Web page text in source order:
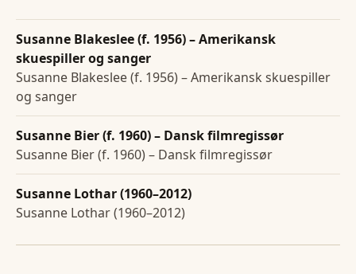
Susanne Blakeslee (f. 1956) – Amerikansk
skuespiller og sanger
Susanne Blakeslee (f. 1956) – Amerikansk skuespiller
og sanger
Susanne Bier (f. 1960) – Dansk filmregissør
Susanne Bier (f. 1960) – Dansk filmregissør
Susanne Lothar (1960–2012)
Susanne Lothar (1960–2012)